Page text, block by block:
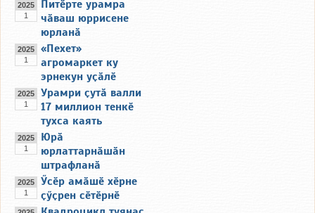
2025
1
Питӗрте урамра
чӑваш юррисене
юрланӑ
2025
1
«Пехет»
агромаркет ку
эрнекун уҫӑлӗ
2025
1
Урамри ҫутӑ валли
17 миллион тенкӗ
тухса каять
2025
1
Юрӑ
юрлаттарнӑшӑн
штрафланӑ
2025
1
Ӳсӗр амӑшӗ хӗрне
ҫӳҫрен сӗтӗрнӗ